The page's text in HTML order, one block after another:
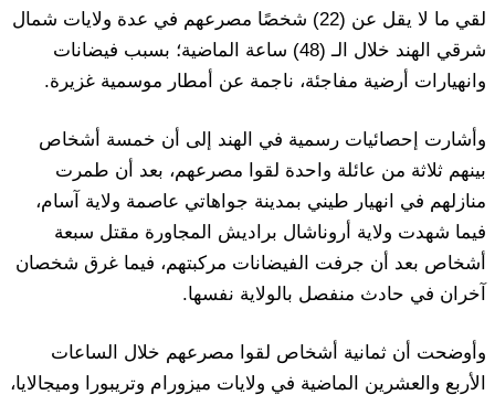
لقي ما لا يقل عن (22) شخصًا مصرعهم في عدة ولايات شمال
شرقي الهند خلال الـ (48) ساعة الماضية؛ بسبب فيضانات
وانهيارات أرضية مفاجئة، ناجمة عن أمطار موسمية غزيرة.
وأشارت إحصائيات رسمية في الهند إلى أن خمسة أشخاص
بينهم ثلاثة من عائلة واحدة لقوا مصرعهم، بعد أن طمرت
منازلهم في انهيار طيني بمدينة جواهاتي عاصمة ولاية آسام،
فيما شهدت ولاية أروناشال براديش المجاورة مقتل سبعة
أشخاص بعد أن جرفت الفيضانات مركبتهم، فيما غرق شخصان
آخران في حادث منفصل بالولاية نفسها.
وأوضحت أن ثمانية أشخاص لقوا مصرعهم خلال الساعات
الأربع والعشرين الماضية في ولايات ميزورام وتريبورا وميجالايا،